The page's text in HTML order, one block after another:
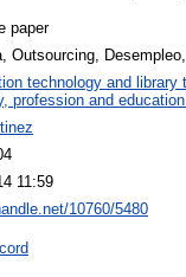
paper
Outsourcing,
technology and library
profession and
11:59
10760/5480